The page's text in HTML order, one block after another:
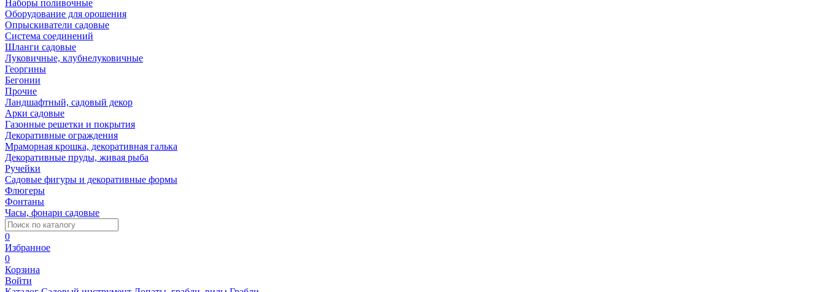
Наборы поливочные
Оборудование для орошения
Опрыскиватели садовые
Система соединений
Шланги садовые
Луковичные, клубнелуковичные
Георгины
Бегонии
Прочие
Ландшафтный, садовый декор
Арки садовые
Газонные решетки и покрытия
Декоративные ограждения
Мраморная крошка, декоративная галька
Декоративные пруды, живая рыба
Ручейки
Садовые фигуры и декоративные формы
Флюгеры
Фонтаны
Часы, фонари садовые
0
Избранное
0
Корзина
Войти